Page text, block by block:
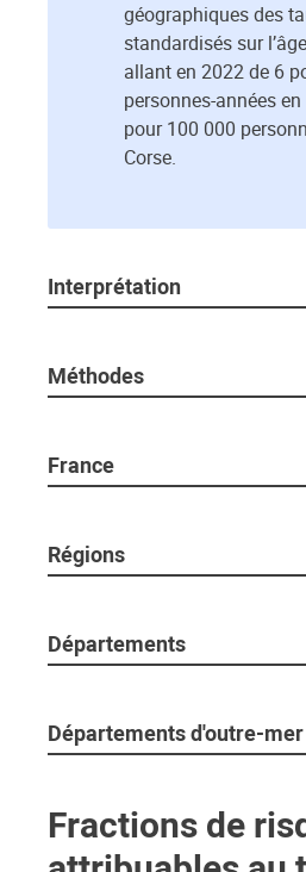
géographiques des
standardisés sur
allant en 2022 de 6
personnes-années
pour 100 000
Corse.
Interprétation
Méthodes
France
Régions
Départements
Départements d'outre-mer
Fractions de